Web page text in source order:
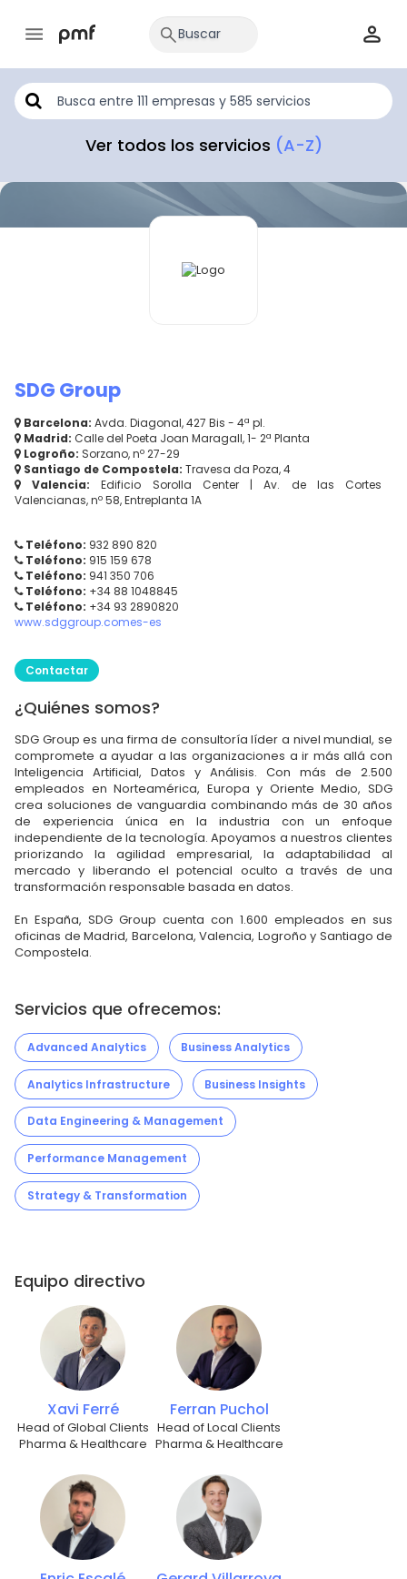
Ver todos los servicios (A-Z)
SDG Group
Barcelona: Avda. Diagonal, 427 Bis - 4ª pl.
Madrid: Calle del Poeta Joan Maragall, 1- 2ª Planta
Logroño: Sorzano, nº 27-29
Santiago de Compostela: Travesa da Poza, 4
Valencia:Edificio Sorolla Center | Av. de las Cortes
Valencianas, nº 58, Entreplanta 1A
Teléfono: 932 890 820
Teléfono: 915 159 678
Teléfono: 941 350 706
Teléfono: +34 88 1048845
Teléfono: +34 93 2890820
www.sdggroup.comes-es
Contactar
¿Quiénes somos?
SDG Group es una firma de consultoría líder a nivel mundial, se
compromete a ayudar a las organizaciones a ir más allá con
Inteligencia Artificial, Datos y Análisis. Con más de 2.500
empleados en Norteamérica, Europa y Oriente Medio, SDG
crea soluciones de vanguardia combinando más de 30 años
de experiencia única en la industria con un enfoque
independiente de la tecnología. Apoyamos a nuestros clientes
priorizando la agilidad empresarial, la adaptabilidad al
mercado y liberando el potencial oculto a través de una
transformación responsable basada en datos.
En España, SDG Group cuenta con 1.600 empleados en sus
oficinas de Madrid, Barcelona, Valencia, Logroño y Santiago de
Compostela.
Servicios que ofrecemos:
Advanced Analytics Business Analytics
Analytics Infrastructure Business Insights
Data Engineering & Management
Performance Management
Strategy & Transformation
Equipo directivo
Xavi Ferré
Head of Global Clients
Pharma & Healthcare
Ferran Puchol
Head of Local Clients
Pharma & Healthcare